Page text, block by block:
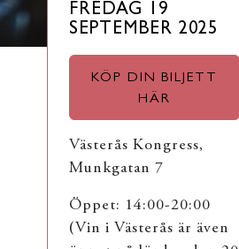
FREDAG 19
SEPTEMBER 2025
KÖP DIN BILJETT
HÄR
Västerås Kongress,
Munkgatan 7
Öppet: 14:00-20:00
(Vin i Västerås är även